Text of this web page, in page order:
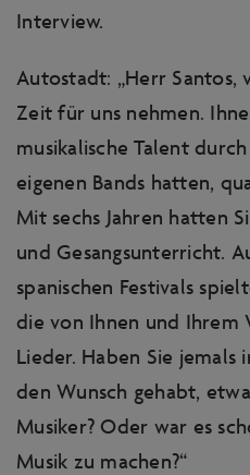
Interview.
Autostadt: „Herr Santos,
Zeit für uns nehmen.
musikalische Talent
eigenen Bands hatten,
Mit sechs Jahren hatten
und Gesangsunterricht.
spanischen Festivals
die von Ihnen und Ihrem
Lieder. Haben Sie
den Wunsch gehabt,
Musiker? Oder war es
Musik zu machen?“